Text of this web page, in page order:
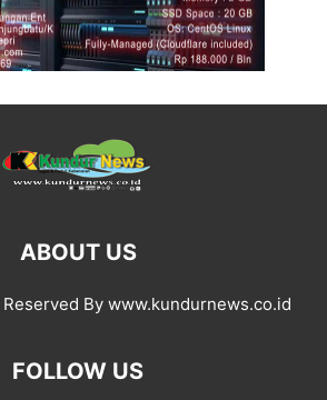
ABOUT US
By www.kundurnews.co.id
FOLLOW US